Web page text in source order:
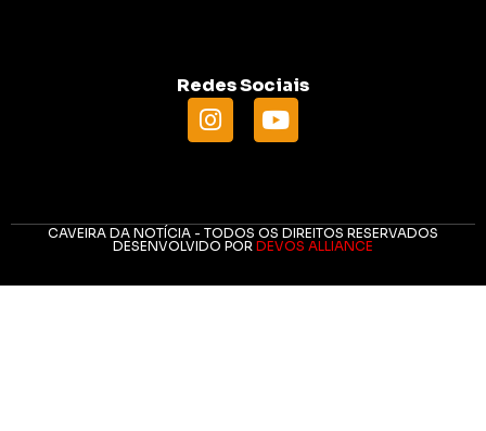
Redes Sociais
CAVEIRA DA NOTÍCIA - TODOS OS DIREITOS RESERVADOS
DESENVOLVIDO POR DEVOS ALLIANCE